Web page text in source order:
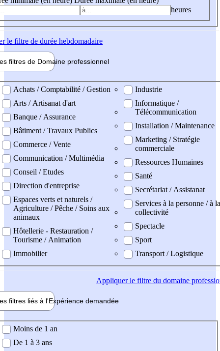
heures
le filtre de durée hebdomadaire
filtres de Domaine professionnel
professionel
Achats / Comptabilité / Gestion
Arts / Artisanat d'art
Banque / Assurance
Bâtiment / Travaux Publics
Commerce / Vente
Communication / Multimédia
Conseil / Etudes
Direction d'entreprise
Espaces verts et naturels /
Agriculture / Pêche / Soins aux
animaux
Hôtellerie - Restauration /
Tourisme / Animation
Immobilier
Industrie
Informatique /
Télécommunication
Installation / Maintenance
Marketing / Stratégie
commerciale
Ressources Humaines
Santé
Secrétariat / Assistanat
Services à la personne / à la
collectivité
Spectacle
Sport
Transport / Logistique
Appliquerle filtre du domaine
filtres liés à l'Expérience demandée
demandée
Moins de 1 an
De 1 à 3 ans